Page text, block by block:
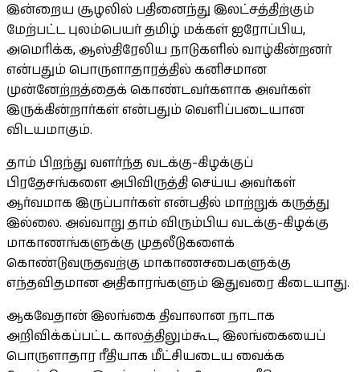
இன்றைய சூழலில் பதினைந்து இலட்சத்திற்கும்
மேற்பட்ட புலம்பெயர் தமிழ் மக்கள் ஐரோப்பிய,
அமெரிக்க, ஆஸ்திரேலிய நாடுகளில் வாழ்கின்றனர்
என்பதும் பொருளாதாரத்தில் கனிசமான
முன்னேற்றத்தைக் கொண்டவர்களாக அவர்கள்
இருக்கின்றார்கள் என்பதும் வெளிப்படையான
விடயமாகும்.
தாம் பிறந்து வளர்ந்த வடக்கு-கிழக்குப்
பிரதேசங்களை அபிவிருத்தி செய்ய அவர்கள்
ஆர்வமாக இருப்பார்கள் என்பதில் மாற்றுக் கருத்து
இல்லை. அவ்வாறு தாம் விரும்பிய வடக்கு-கிழக்கு
மாகாணங்களுக்கு முதலீடுகளைக்
கொண்டுவருதவற்கு மாகாணசபைகளுக்கு
எந்தவிதமான அதிகாரங்களும் இதுவரை கிடையாது.
ஆகவேதான் இலங்கை திவாலான நாடாக
அறிவிக்கப்பட்ட காலத்திலும்கூட, இலங்கையைப்
பொருளாதார ரீதியாக மீட்சியடைய வைக்க